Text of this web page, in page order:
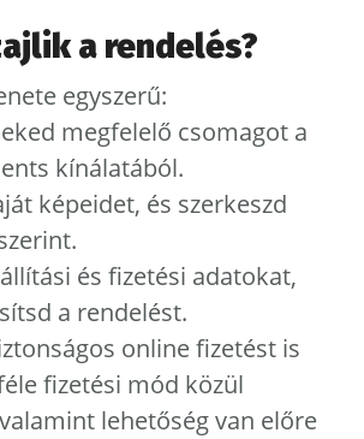
a rendelés?
egyszerű:
megfelelő csomagot a
kínálatából.
képeidet, és szerkeszd
és fizetési adatokat,
a rendelést.
online fizetést is
fizetési mód közül
lehetőség van előre